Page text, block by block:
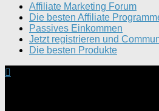
Affiliate Marketing Forum
Die besten Affiliate
Passives Einkommen
Jetzt registrieren und
Die besten Produkte